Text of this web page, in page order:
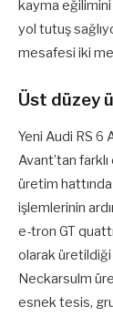
kayma eğilimini
yol tutuş
mesafesi iki
Üst düzey
Yeni Audi RS 6
Avant’tan
üretim
işlemlerinin
e-tron GT
olarak üretildiği
Neckarsulm
esnek tesis,